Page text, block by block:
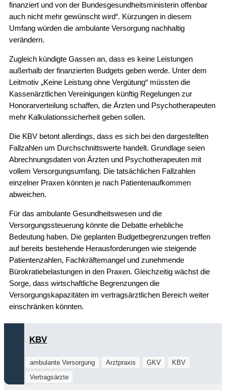
finanziert und von der Bundesgesundheitsministerin offenbar
auch nicht mehr gewünscht wird“. Kürzungen in diesem
Umfang würden die ambulante Versorgung nachhaltig
verändern.
Zugleich kündigte Gassen an, dass es keine Leistungen
außerhalb der finanzierten Budgets geben werde. Unter dem
Leitmotiv „Keine Leistung ohne Vergütung“ müssten die
Kassenärztlichen Vereinigungen künftig Regelungen zur
Honorarverteilung schaffen, die Ärzten und Psychotherapeuten
mehr Kalkulationssicherheit geben sollen.
Die KBV betont allerdings, dass es sich bei den dargestellten
Fallzahlen um Durchschnittswerte handelt. Grundlage seien
Abrechnungsdaten von Ärzten und Psychotherapeuten mit
vollem Versorgungsumfang. Die tatsächlichen Fallzahlen
einzelner Praxen könnten je nach Patientenaufkommen
abweichen.
Für das ambulante Gesundheitswesen und die
Versorgungssteuerung könnte die Debatte erhebliche
Bedeutung haben. Die geplanten Budgetbegrenzungen treffen
auf bereits bestehende Herausforderungen wie steigende
Patientenzahlen, Fachkräftemangel und zunehmende
Bürokratiebelastungen in den Praxen. Gleichzeitig wächst die
Sorge, dass wirtschaftliche Begrenzungen die
Versorgungskapazitäten im vertragsärztlichen Bereich weiter
einschränken könnten.
KBV
ambulante Versorgung Arztpraxis GKV
KBV
Vertragsärzte